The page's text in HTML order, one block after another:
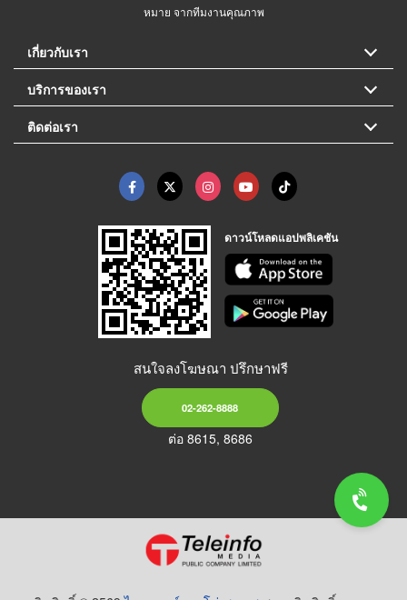
หมาย จากทีมงานคุณภาพ
เกี่ยวกับเรา
บริการของเรา
ติดต่อเรา
ดาวน์โหลดแอปพลิเคชัน
สนใจลงโฆษณา ปรึกษาฟรี
02-262-8888
ต่อ 8615, 8686